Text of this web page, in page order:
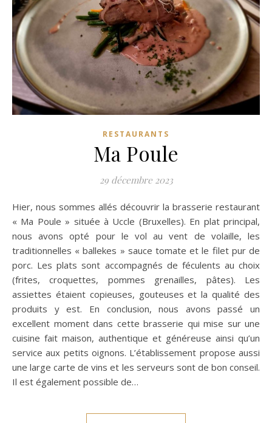
RESTAURANTS
Ma Poule
29 décembre 2023
Hier, nous sommes allés découvrir la brasserie restaurant
« Ma Poule » située à Uccle (Bruxelles). En plat principal,
nous avons opté pour le vol au vent de volaille, les
traditionnelles « ballekes » sauce tomate et le filet pur de
porc. Les plats sont accompagnés de féculents au choix
(frites, croquettes, pommes grenailles, pâtes). Les
assiettes étaient copieuses, gouteuses et la qualité des
produits y est. En conclusion, nous avons passé un
excellent moment dans cette brasserie qui mise sur une
cuisine fait maison, authentique et généreuse ainsi qu’un
service aux petits oignons. L’établissement propose aussi
une large carte de vins et les serveurs sont de bon conseil.
Il est également possible de…